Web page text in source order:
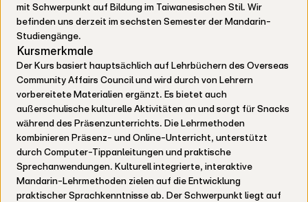
mit Schwerpunkt auf Bildung im Taiwanesischen Stil. Wir
befinden uns derzeit im sechsten Semester der Mandarin-
Studiengänge.
Kursmerkmale
Der Kurs basiert hauptsächlich auf Lehrbüchern des Overseas
Community Affairs Council und wird durch von Lehrern
vorbereitete Materialien ergänzt. Es bietet auch
außerschulische kulturelle Aktivitäten an und sorgt für Snacks
während des Präsenzunterrichts. Die Lehrmethoden
kombinieren Präsenz- und Online-Unterricht, unterstützt
durch Computer-Tippanleitungen und praktische
Sprechanwendungen. Kulturell integrierte, interaktive
Mandarin-Lehrmethoden zielen auf die Entwicklung
praktischer Sprachkenntnisse ab. Der Schwerpunkt liegt auf